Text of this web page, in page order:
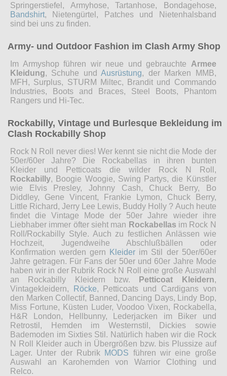
Springerstiefel, Armyhose, Tartanhose, Bondagehose,
Bandshirt, Nietengürtel, Patches und Nietenhalsband
sind bei uns zu finden.
Army- und Outdoor Fashion im Clash Army Shop
Im Armyshop führen wir neue und gebrauchte Armee
Kleidung, Schuhe undAusrüstung, der Marken MMB,
MFH, Surplus, STURM Miltec, Brandit und Commando
Industries, Boots and Braces, Steel Boots, Phantom
Rangers und Hi-Tec.
Rockabilly, Vintage und Burlesque Bekleidung im
Clash Rockabilly Shop
Rock N Roll never dies! Wer kennt sie nicht die Mode der
50er/60er Jahre? Die Rockabellas in ihren bunten
Kleider und Petticoats die wilder Rock N Roll,
Rockabilly, Boogie Woogie, Swing Partys, die Künstler
wie Elvis Presley, Johnny Cash, Chuck Berry, Bo
Diddley, Gene Vincent, Frankie Lymon, Chuck Berry,
Little Richard, Jerry Lee Lewis, Buddy Holly ? Auch heute
findet die Vintage Mode der 50er Jahre wieder ihre
Liebhaber immer öfter sieht man Rockabellas im Rock N
Roll/Rockabilly Style. Auch zu festlichen Anlässen wie
Hochzeit, Jugendweihe Abschlußbällen oder
Konfirmation werden gern
Kleider im Stil der 50er/60er
Jahre getragen. Für Fans der 50er und 60er Jahre Mode
haben wir in der Rubrik Rock N Roll eine große Auswahl
an Rockabilly Kleidern bzw.
Petticoat Kleidern,
Vintagekleidern,
Röcke, Petticoats und Cardigans von
den Marken Collectif, Banned, Dancing Days, Lindy Bop,
Miss Fortune, Küsten Luder, Voodoo Vixen, Rockabella,
H&R London, Hellbunny, Lederjacken im Biker und
Retrostil, Hemden im Westernstil, Dickies sowie
Bademoden im Sixties Stil. Natürlich haben wir die Rock
N Roll Kleider auch in Übergrößen bzw. bis Plussize auf
Lager. Unter der Rubrik MODS führen wir eine große
Auswahl an Karohemden von Warrior Clothing und
Relco.